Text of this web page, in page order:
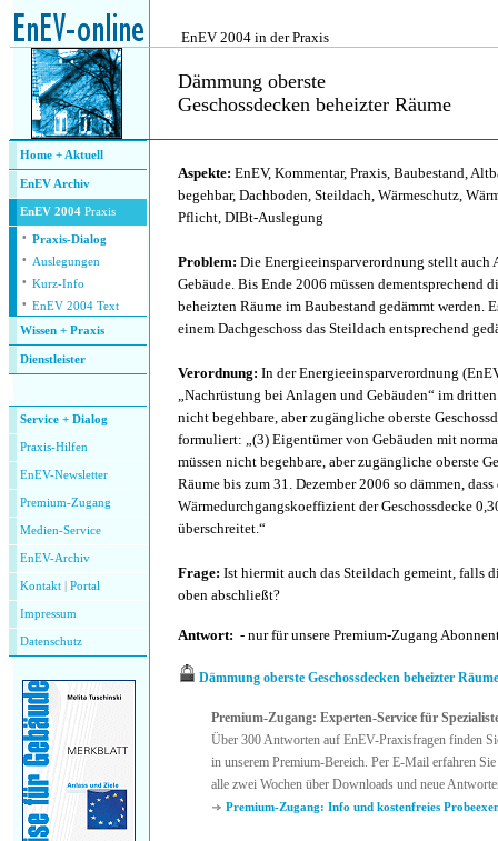
EnEV 2004 in der Praxis
Dämmung oberste
Geschossdecken beheizter Räume
Home + Aktuell
EnEV Archiv
EnEV 2004 Praxis
· Praxis-Dialog
· Auslegungen
· Kurz-Info
· EnEV 2004 Text
Wissen + Praxis
Dienstleister
Service + Dialog
Praxis-Hilfen
EnEV-Newsletter
Premium-Zugang
Medien-Service
EnEV-Archiv
Kontakt Portal
Impressum
Datenschutz
Aspekte: EnEV, Kommentar, Praxis, Baubestand,
begehbar, Dachboden, Steildach, Wärmeschutz,
Pflicht, DIBt-Auslegung
Problem: Die Energieeinsparverordnung stellt auch
Gebäude. Bis Ende 2006 müssen dementsprechend
beheizten Räume im Baubestand gedämmt werden.
einem Dachgeschoss das Steildach entsprechend
Verordnung: In der Energieeinsparverordnung
„Nachrüstung bei Anlagen und Gebäuden“ im
nicht begehbare, aber zugängliche oberste
formuliert: „(3) Eigentümer von Gebäuden mit
müssen nicht begehbare, aber zugängliche oberste
Räume bis zum 31. Dezember 2006 so dämmen, dass
Wärmedurchgangskoeffizient der Geschossdecke
überschreitet.“
Frage: Ist hiermit auch das Steildach gemeint, falls
oben abschließt?
Antwort: - nur für unsere Premium-Zugang
Dämmung oberste Geschossdecken beheizter Räume
Premium-Zugang: Experten-Service für
Über 300 Antworten auf EnEV-Praxisfragen finden
in unserem Premium-Bereich. Per E-Mail erfahren Sie
alle zwei Wochen über Downloads und neue
Premium-Zugang: Info und kostenfreies